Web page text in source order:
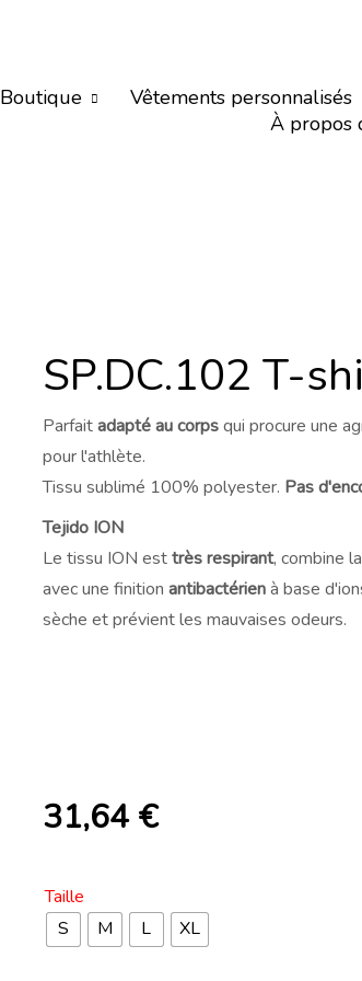
Boutique Vêtements personnalisés
À propos
SP.DC.102 T-
Parfaitadapté au corpsqui procure une
pour l'athlète.
Tissu sublimé 100% polyester. Pas
Tejido ION
Le tissu ION esttrès respirant, combine
avec une finition antibactérienà base
sèche et prévient les mauvaises odeurs.
31,64€
Taille
S
M L XL